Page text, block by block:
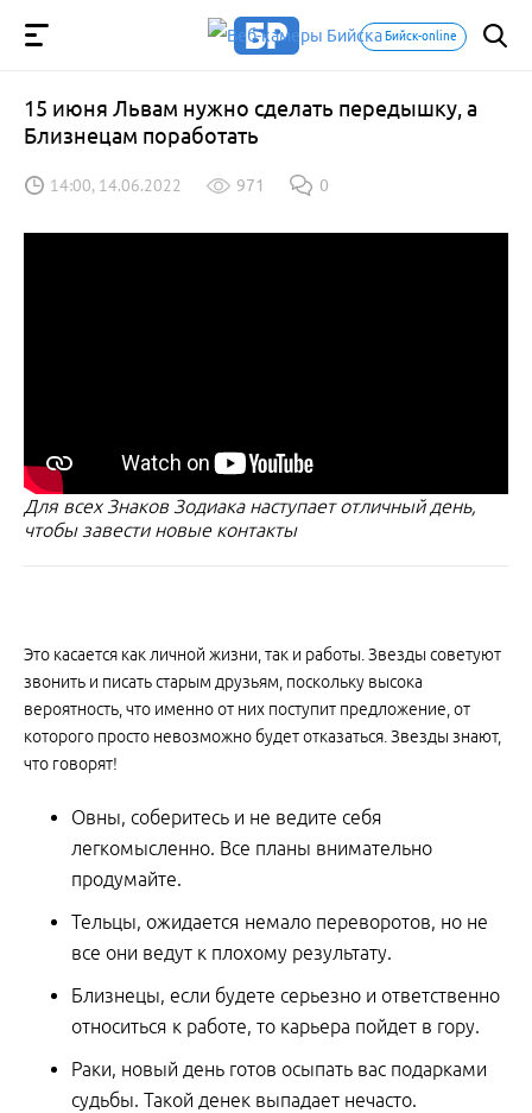
Бийск-online
15 июня Львам нужно сделать передышку, а
Близнецам поработать
14:00, 14.06.2022 971 0
Для всех Знаков Зодиака наступает отличный день,
чтобы завести новые контакты
Это касается как личной жизни, так и работы. Звезды советуют
звонить и писать старым друзьям, поскольку высока
вероятность, что именно от них поступит предложение, от
которого просто невозможно будет отказаться. Звезды знают,
что говорят!
Овны, соберитесь и не ведите себя
легкомысленно. Все планы внимательно
продумайте.
Тельцы, ожидается немало переворотов, но не
все они ведут к плохому результату.
Близнецы, если будете серьезно и ответственно
относиться к работе, то карьера пойдет в гору.
Раки, новый день готов осыпать вас подарками
судьбы. Такой денек выпадает нечасто.